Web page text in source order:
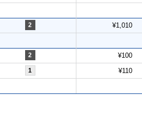
2 ¥1,010
2 ¥100
1 ¥110